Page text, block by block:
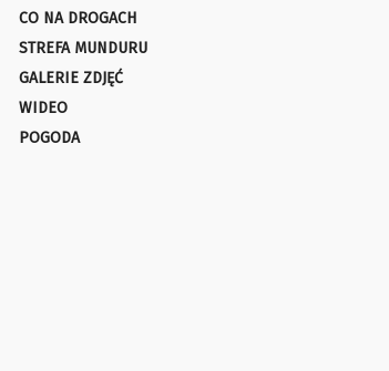
CO NA DROGACH
STREFA MUNDURU
GALERIE ZDJĘĆ
WIDEO
POGODA